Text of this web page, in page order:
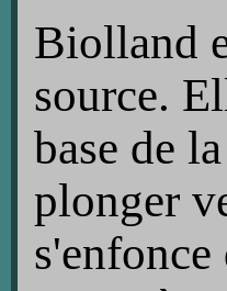
Biolland
source.
base de
plonger